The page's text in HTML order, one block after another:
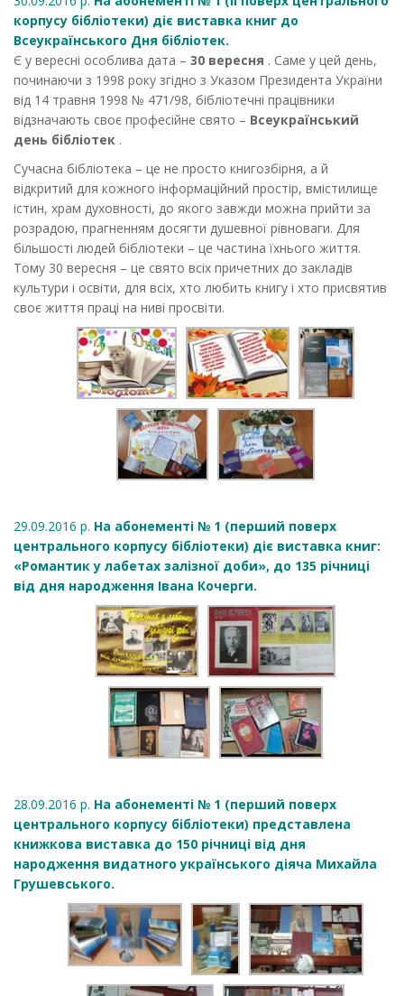
корпусу бібліотеки) діє виставка книг до
Всеукраїнського Дня бібліотек.
Є у вересні особлива дата – 30 вересня . Саме у цей день,
починаючи з 1998 року згідно з Указом Президента України
від 14 травня 1998 № 471/98, бібліотечні працівники
відзначають своє професійне свято – Всеукраїнський
день бібліотек .
Сучасна бібліотека – це не просто книгозбірня, а й
відкритий для кожного інформаційний простір, вмістилище
істин, храм духовності, до якого завжди можна прийти за
розрадою, прагненням досягти душевної рівноваги. Для
більшості людей бібліотеки – це частина їхнього життя.
Тому 30 вересня – це свято всіх причетних до закладів
культури і освіти, для всіх, хто любить книгу і хто присвятив
своє життя праці на ниві просвіти.
29.09.2016 р. На абонементі № 1 (перший поверх
центрального корпусу бібліотеки) діє виставка книг:
«Романтик у лабетах залізної доби», до 135 річниці
від дня народження Івана Кочерги.
28.09.2016 р. На абонементі № 1 (перший поверх
центрального корпусу бібліотеки) представлена
книжкова виставка до 150 річниці від дня
народження видатного українського діяча Михайла
Грушевського.